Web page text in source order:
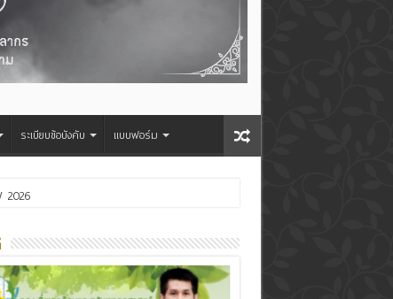
ระเบียบข้อบังคับ แบบฟอร์ม
ษา 2568มหาวิทยาลัยมหาสารคาม